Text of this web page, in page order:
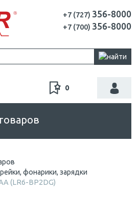
+7 (727) 356-8000
+7 (700) 356-8000
0
фонарики, зарядки
(LR6-BP2DG)